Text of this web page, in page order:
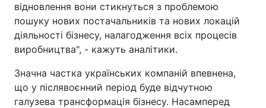
відновлення вони стикнуться з проблемою
пошуку нових постачальників та нових локацій
діяльності бізнесу, налагодження всіх процесів
виробництва", - кажуть аналітики.
Значна частка українських компаній впевнена,
що у післявоєнний період буде відчутною
галузева трансформація бізнесу. Насамперед